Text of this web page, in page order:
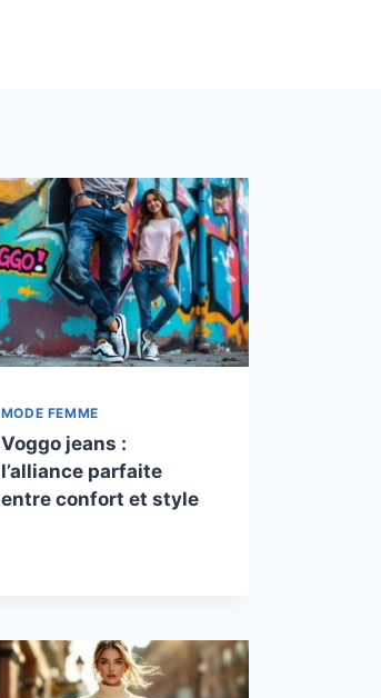
MODE FEMME
Voggo jeans :
l’alliance parfaite
entre confort et style